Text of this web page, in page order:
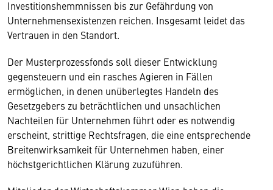
Investitionshemmnissen bis zur Gefährdung von
Unternehmensexistenzen reichen. Insgesamt leidet das
Vertrauen in den Standort.
Der Musterprozessfonds soll dieser Entwicklung
gegensteuern und ein rasches Agieren in Fällen
ermöglichen, in denen unüberlegtes Handeln des
Gesetzgebers zu beträchtlichen und unsachlichen
Nachteilen für Unternehmen führt oder es notwendig
erscheint, strittige Rechtsfragen, die eine entsprechende
Breitenwirksamkeit für Unternehmen haben, einer
höchstgerichtlichen Klärung zuzuführen.